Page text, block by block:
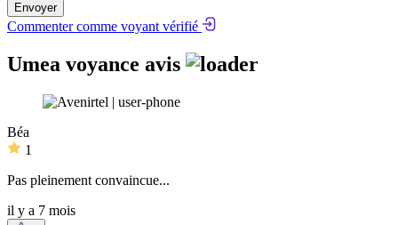
Envoyer
Commenter comme voyant vérifié
Umea voyance avis
Béa
1
Pas pleinement convaincue...
il y a 7 mois